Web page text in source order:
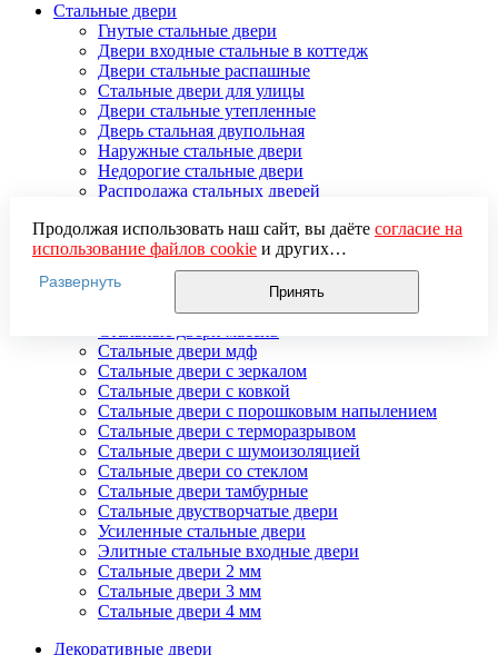
Стальные двери
Гнутые стальные двери
Двери входные стальные в коттедж
Двери стальные распашные
Стальные двери для улицы
Двери стальные утепленные
Дверь стальная двупольная
Наружные стальные двери
Недорогие стальные двери
Распродажа стальных дверей
Стальная дверь на дачу
Стальные взломостойкие двери
Стальные входные двери в квартиру
Стальные двери в подъезд
Стальные двери внутреннего открывания
Стальные двери мдф
Стальные двери с зеркалом
Стальные двери с ковкой
Стальные двери с порошковым напылением
Стальные двери с терморазрывом
Стальные двери с шумоизоляцией
Стальные двери со стеклом
Стальные двери тамбурные
Стальные двустворчатые двери
Усиленные стальные двери
Элитные стальные входные двери
Стальные двери 2 мм
Стальные двери 3 мм
Стальные двери 4 мм
Декоративные двери
Продолжая использовать наш сайт, вы даёте согласие на
использование файлов cookieи других
пользовательских данных (включая IP-адрес, сведения о
местоположении, устройстве, действиях на сайте и т. п.)
для функционирования сайта, проведения
использования систем аналитики (например,
Яндекс.Метрика), в соответствии с нашей
обработки персональных данных.
Если вы не хотите, чтобы ваши данные обрабатывались,
настройте ограничения в браузере или покиньте сайт.
Развернуть
Принять